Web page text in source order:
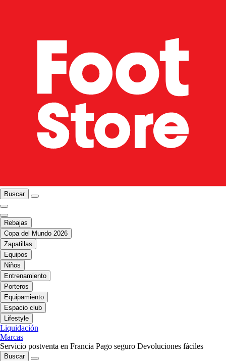
Buscar
Rebajas
Copa del Mundo 2026
Zapatillas
Equipos
Niños
Entrenamiento
Porteros
Equipamiento
Espacio club
Lifestyle
Liquidación
Marcas
Servicio postventa en Francia Pago seguro Devoluciones fáciles
Buscar